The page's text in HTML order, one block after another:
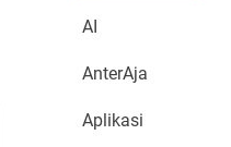
AI
AnterAja
Aplikasi